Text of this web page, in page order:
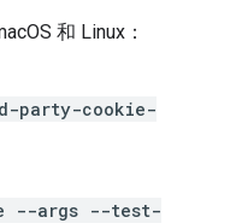
和 Linux：
party-cookie-
--args --test-